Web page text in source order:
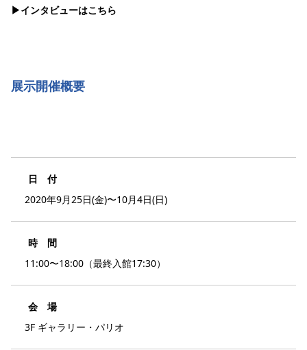
▶︎インタビューはこちら
展示開催概要
日 付
2020年9月25日(金)〜10月4日(日)
時 間
11:00〜18:00（最終入館17:30）
会 場
3F ギャラリー・パリオ